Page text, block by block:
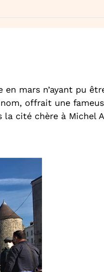
mars n’ayant pu
offrait une
cité chère à Michel